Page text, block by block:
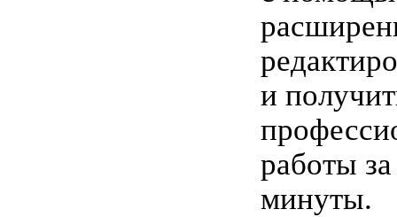
и
работы
минуты.